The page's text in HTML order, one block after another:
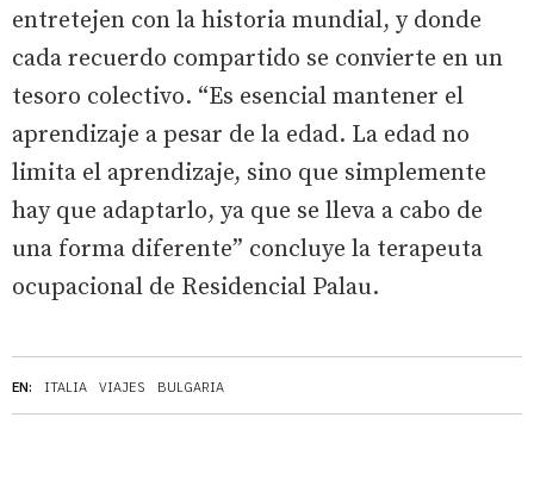
EN: ITALIA VIAJES BULGARIA
entretejen con la historia mundial, y donde
cada recuerdo compartido se convierte en un
tesoro colectivo. “Es esencial mantener el
aprendizaje a pesar de la edad. La edad no
limita el aprendizaje, sino que simplemente
hay que adaptarlo, ya que se lleva a cabo de
una forma diferente” concluye la terapeuta
ocupacional de Residencial Palau.